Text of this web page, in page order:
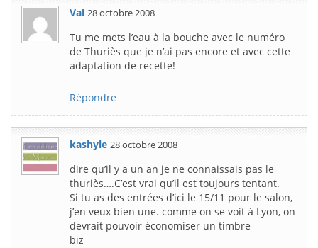
Val 28 octobre 2008
Tu me mets l’eau à la bouche avec le numéro
de Thuriès que je n’ai pas encore et avec cette
adaptation de recette!
Répondre
kashyle 28 octobre 2008
dire qu’il y a un an je ne connaissais pas le
thuriès….C’est vrai qu’il est toujours tentant.
Si tu as des entrées d’ici le 15/11 pour le salon,
j’en veux bien une. comme on se voit à Lyon, on
devrait pouvoir économiser un timbre
biz